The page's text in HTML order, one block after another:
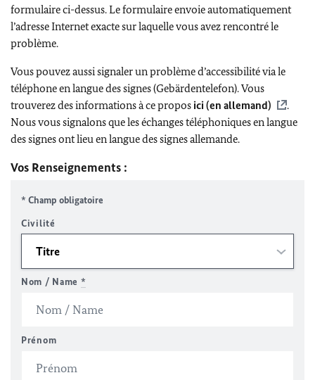
formulaire ci-dessus. Le formulaire envoie automatiquement
l’adresse Internet exacte sur laquelle vous avez rencontré le
problème.
Vous pouvez aussi signaler un problème d’accessibilité via le
téléphone en langue des signes (Gebärdentelefon). Vous
trouverez des informations à ce propos ici (en allemand)
.
Nous vous signalons que les échanges téléphoniques en langue
des signes ont lieu en langue des signes allemande.
Vos Renseignements :
* Champ obligatoire
Civilité
Nom / Name *
Prénom